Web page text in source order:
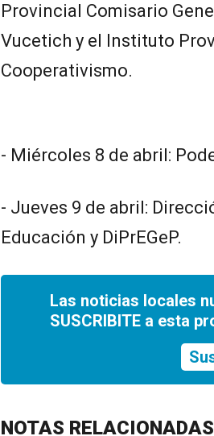
Provincial Comisario
Vucetich y el Instituto
Cooperativismo.
- Miércoles 8 de abril:
- Jueves 9 de abril:
Educación y DiPrEGeP.
Las noticias locales
SUSCRIBITE a esta
NOTAS RELACIONADAS